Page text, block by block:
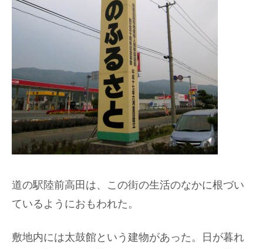
道の駅陸前高田は、この街の生活のなかに根づい
ているようにおもわれた。
敷地内には太鼓館という建物があった。日が暮れ